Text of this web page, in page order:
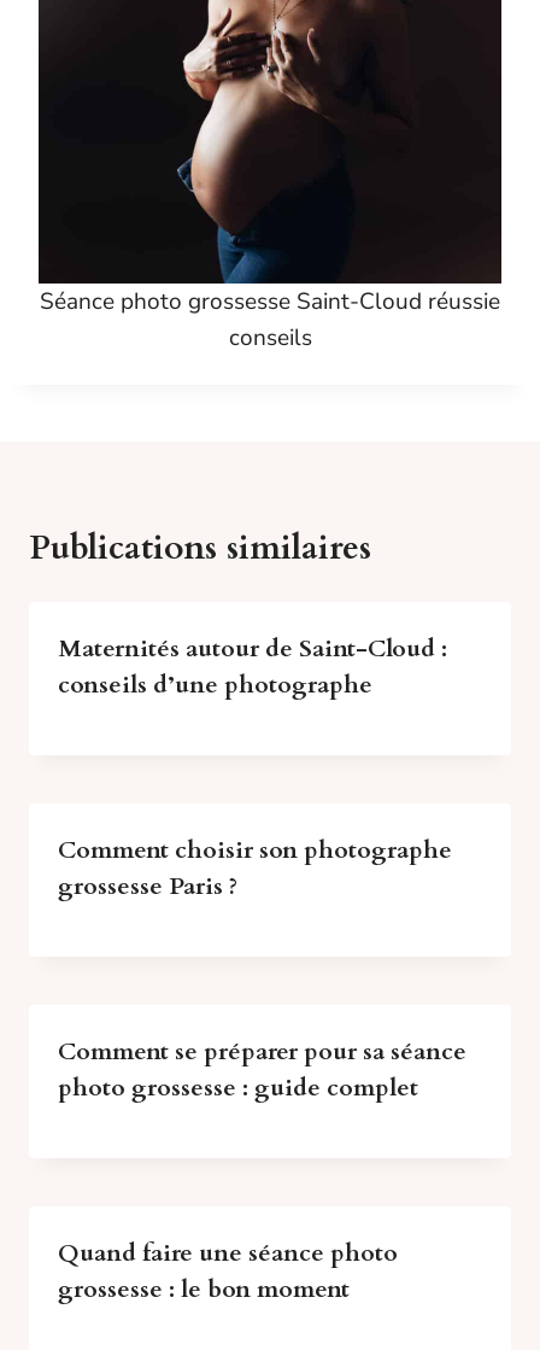
Séance photo grossesse Saint-Cloud réussie
conseils
Publications similaires
Maternités autour de Saint-Cloud :
conseils d’une photographe
Comment choisir son photographe
grossesse Paris ?
Comment se préparer pour sa séance
photo grossesse : guide complet
Quand faire une séance photo
grossesse : le bon moment